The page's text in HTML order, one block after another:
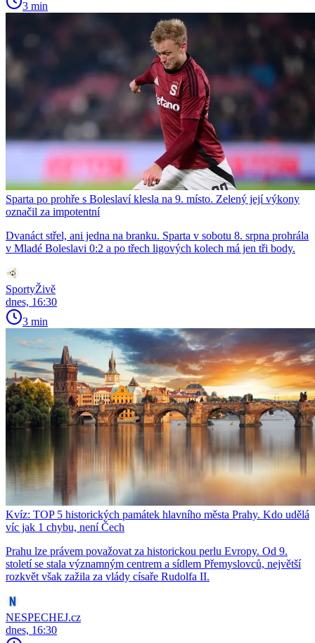
3 min
Sparta po prohře s Boleslaví klesla na 9. místo. Zelený její výkony
označil za impotentní
Dvanáct střel, ani jedna na branku. Sparta v sobotu 8. srpna prohrála
v Mladé Boleslavi 0:2 a po třech ligových kolech má jen tři body.
SportyŽivě
dnes, 16:30
3 min
Kvíz: TOP 5 historických památek hlavního města Prahy. Kdo udělá
víc jak 1 chybu, není Čech
Prahu lze právem považovat za historickou perlu Evropy. Od 9.
století se stala významným centrem a sídlem Přemyslovců, největší
rozkvět však zažila za vlády císaře Rudolfa II.
NESPECHEJ.cz
dnes, 16:30